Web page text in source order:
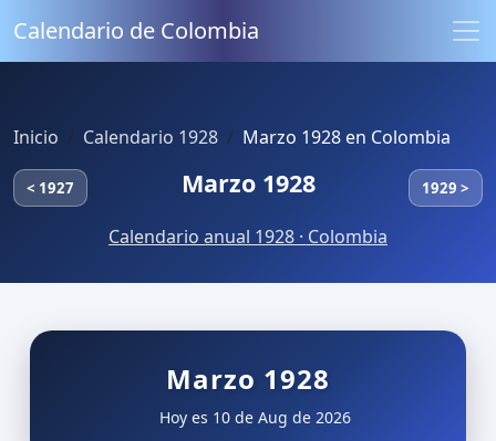
Calendario de Colombia
Inicio Calendario 1928 Marzo 1928 en Colombia
< 1927 Marzo 1928 1929 >
Calendario anual 1928 · Colombia
Marzo 1928
Hoy es 10 de Aug de 2026